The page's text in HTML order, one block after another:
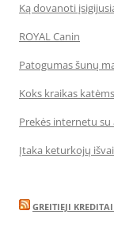
Ką dovanoti
ROYAL Canin
Patogumas šunų
Koks kraikas
Prekės internetu
Įtaka keturkojų
GREITIEJI